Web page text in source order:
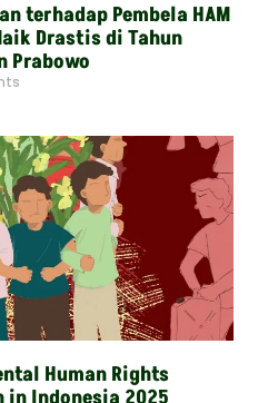
terhadap Pembela HAM
Drastis di Tahun
Prabowo
Human Rights